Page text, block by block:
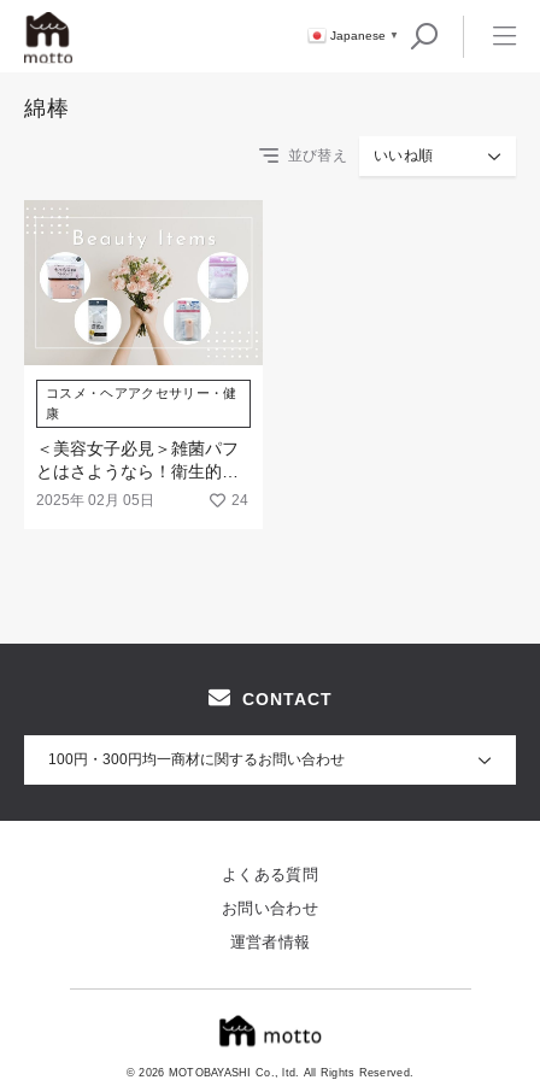
Japanese ▼
綿棒
並び替え いいね順
コスメ・ヘアアクセサリー・健
康
＜美容女子必見＞雑菌パフ
とはさようなら！衛生的に
もおすすめビューティアイ
2025年 02月 05日 24
CONTACT
100円・300円均一商材に関するお問い合わせ
© 2026 MOTOBAYASHI Co., ltd. All Rights Reserved.
よくある質問
お問い合わせ
運営者情報